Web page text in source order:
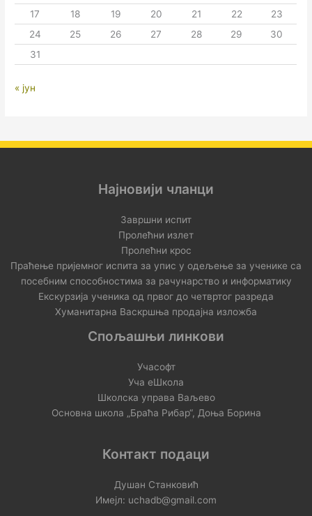
17
18 19 20 21 22
23
24
25 26 27 28 29
30
31
« јун
Најновији чланци
Завршни испит
Пролећни излет
Пролећни крос
Праћење пријемног испита за упис у одељење за ученике са
посебним способностима за рачунарство и информатику
Екскурзија ученика од првог до четвртог разреда
Хуманитарна Васкршња продајна изложба
Спољашњи линкови
Учасофт
Уча еШкола
Школска управа Ваљево
Основна школа „Браћа Рибар“, Доња Борина
Контакт подаци
Душан Станковић
Имејл: uchadb@gmail.com